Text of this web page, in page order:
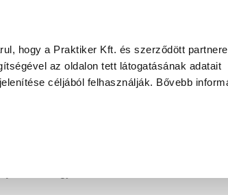
hogy a Praktiker Kft. és szerződött
az oldalon tett látogatásának adatait
céljából felhasználják. Bővebb